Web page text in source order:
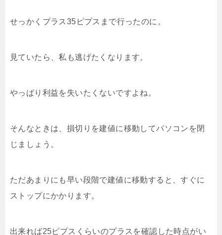
せっかくプラス35ピプスまで行ったのに。
見ていたら、私も逃げたくなります。
やっぱり利益を失いたくないですよね。
そんなときは、損切りを建値に移動してパソコンを閉
じましょう。
ただあまりにも早い段階で建値に移動すると、すぐに
ストップにかかります。
出来れば25ピプスくらいのプラスを確認した時点がい